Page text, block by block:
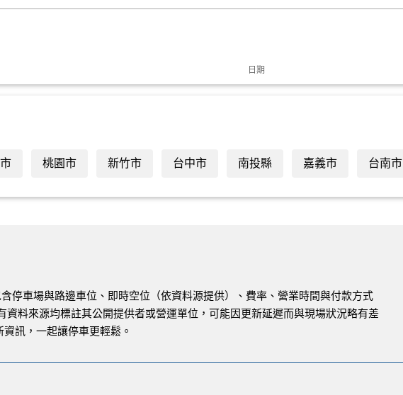
桃園市 新竹市 台中市 南投縣 嘉義市 台南市
停車場與路邊車位、即時空位（依資料源提供）、費率、營業時間與付款方式
料來源均標註其公開提供者或營運單位，可能因更新延遲而與現場狀況略有差
訊，一起讓停車更輕鬆。